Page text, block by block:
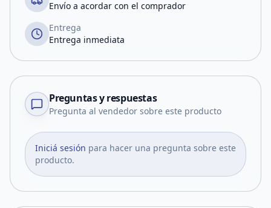
Envío a acordar con el comprador
Entrega
Entrega inmediata
Preguntas y respuestas
Pregunta al vendedor sobre este producto
Iniciá sesión para hacer una pregunta sobre este
producto.